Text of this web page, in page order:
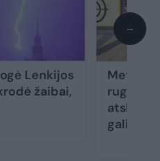
Lenkijos
žaibai,
gali
→